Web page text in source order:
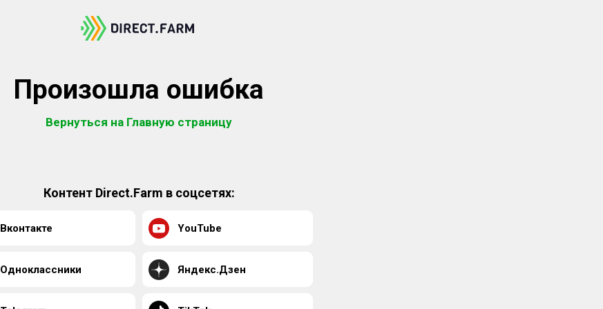
Произошла ошибка
Вернуться на Главную страницу
Контент Direct.Farm в соцсетях:
Вконтакте YouTube
Одноклассники Яндекс.Дзен